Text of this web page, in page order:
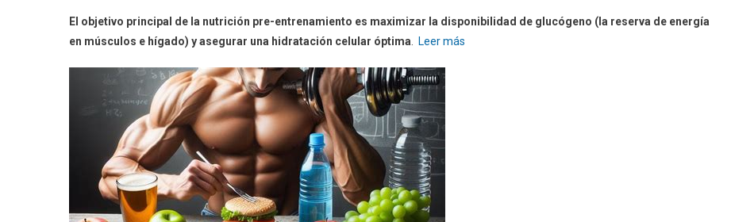
El objetivo principal de la nutrición pre-entrenamiento es maximizar la disponibilidad de glucógeno (la reserva de energía
en músculos e hígado) y asegurar una hidratación celular óptima
Leer más